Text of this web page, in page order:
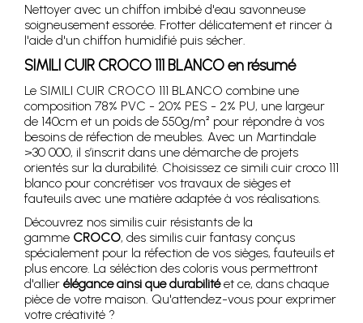
Nettoyer avec un chiffon imbibé d'eau savonneuse
soigneusement essorée. Frotter délicatement et rincer à
l'aide d'un chiffon humidifié puis sécher.
SIMILI CUIR CROCO 111 BLANCO en résumé
Le SIMILI CUIR CROCO 111 BLANCO combine une
composition 78% PVC - 20% PES - 2% PU, une largeur
de 140cm et un poids de 550g/m² pour répondre à vos
besoins de réfection de meubles. Avec un Martindale
>30 000, il s’inscrit dans une démarche de projets
orientés sur la durabilité. Choisissez ce simili cuir croco 111
blanco pour concrétiser vos travaux de sièges et
fauteuils avec une matière adaptée à vos réalisations.
Découvrez nos similis cuir résistants de la
gamme CROCO, des similis cuir fantasy conçus
spécialement pour la réfection de vos sièges, fauteuils et
plus encore. La séléction des coloris vous permettront
d'allier élégance ainsi que durabilitéet ce, dans chaque
pièce de votre maison. Qu'attendez-vous pour exprimer
votre créativité ?